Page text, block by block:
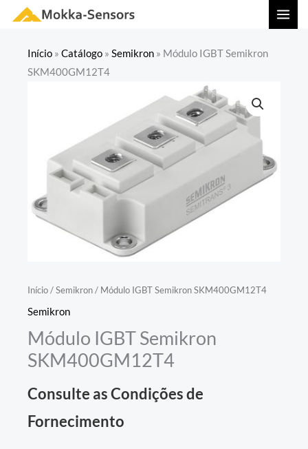
Início » Catálogo » Semikron » Módulo IGBT Semikron
SKM400GM12T4
Início/Semikron/ Módulo IGBT Semikron SKM400GM12T4
Semikron
Módulo IGBT Semikron
SKM400GM12T4
Consulte as Condições de
Fornecimento